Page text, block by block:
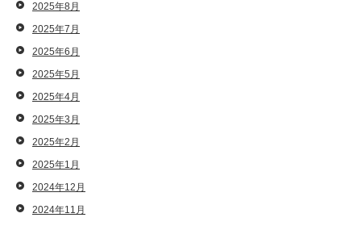
2025年8月
2025年7月
2025年6月
2025年5月
2025年4月
2025年3月
2025年2月
2025年1月
2024年12月
2024年11月